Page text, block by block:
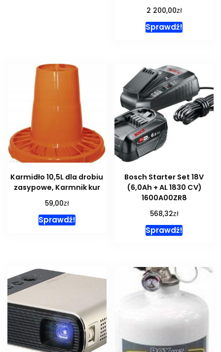
2 200,00zł
Sprawdź!
Karmidło 10,5L dla drobiu
zasypowe, Karmnik kur
59,00zł
Sprawdź!
Bosch Starter Set 18V
(6,0Ah + AL 1830 CV)
1600A00ZR8
568,32zł
Sprawdź!